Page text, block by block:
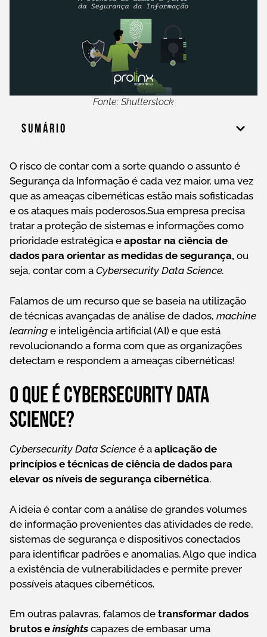
Fonte: Shutterstock
Sumário
O risco de contar com a sorte quando o assunto é
Segurança da Informação é cada vez maior, uma vez
que as ameaças cibernéticas estão mais sofisticadas
e os ataques mais poderosos.Sua empresa precisa
tratar a proteção de sistemas e informações como
prioridade estratégica e apostar na ciência de
dados para orientar as medidas de segurança, ou
seja, contar com a Cybersecurity Data Science.
Falamos de um recurso que se baseia na utilização
de técnicas avançadas de análise de dados, machine
learning e inteligência artificial (AI) e que está
revolucionando a forma com que as organizações
detectam e respondem a ameaças cibernéticas!
O que é Cybersecurity Data
Science?
Cybersecurity Data Science é a aplicação de
princípios e técnicas de ciência de dados para
elevar os níveis de segurança cibernética.
A ideia é contar com a análise de grandes volumes
de informação provenientes das atividades de rede,
sistemas de segurança e dispositivos conectados
para identificar padrões e anomalias. Algo que indica
a existência de vulnerabilidades e permite prever
possíveis ataques cibernéticos.
Em outras palavras, falamos de transformar dados
brutos e insights capazes de embasar uma